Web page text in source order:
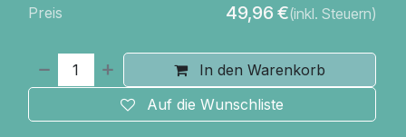
In den Warenkorb
Auf die Wunschliste
Preis 49,96 €(inkl. Steuern)